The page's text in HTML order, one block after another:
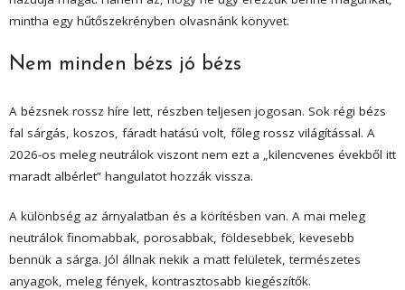
mintha egy hűtőszekrényben olvasnánk könyvet.
Nem minden bézs jó bézs
A bézsnek rossz híre lett, részben teljesen jogosan. Sok régi bézs
fal sárgás, koszos, fáradt hatású volt, főleg rossz világítással. A
2026-os meleg neutrálok viszont nem ezt a „kilencvenes évekből itt
maradt albérlet” hangulatot hozzák vissza.
A különbség az árnyalatban és a körítésben van. A mai meleg
neutrálok finomabbak, porosabbak, földesebbek, kevesebb
bennük a sárga. Jól állnak nekik a matt felületek, természetes
anyagok, meleg fények, kontrasztosabb kiegészítők.